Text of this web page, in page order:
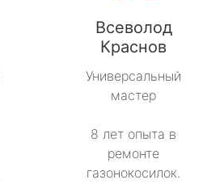
Всеволод
Краснов
Универсальный
мастер
8 лет опыта в
ремонте
газонокосилок.